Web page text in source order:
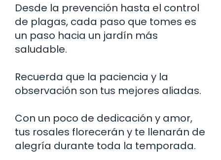
Desde la prevención hasta el control
de plagas, cada paso que tomes es
un paso hacia un jardín más
saludable.
Recuerda que la paciencia y la
observación son tus mejores aliadas.
Con un poco de dedicación y amor,
tus rosales florecerán y te llenarán de
alegría durante toda la temporada.